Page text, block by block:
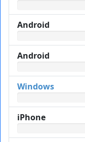
Android
Android
Windows
iPhone